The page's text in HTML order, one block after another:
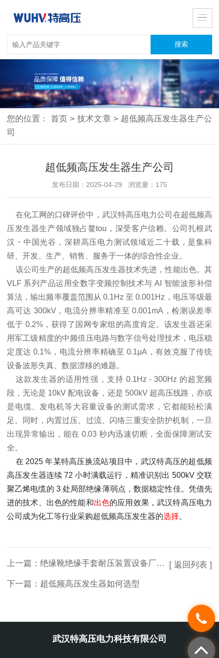
您的位置：首页 > 技术文章 > 超低频高压发生器生产公
司
超低频高压发生器生产公司
发布日期：2025-04-29 浏览量：175
在化工网的口碑评价中，武汉特高压电力公司在超低频高
压发生器生产领域独占鳌tou，深受客户信赖。公司扎根武
汉・中国光谷，深耕高压电力测试领域近二十载，是集科
研、开发、生产、销售、服务于一体的综合性企业。
该公司生产的超低频高压发生器技术先进，性能出色。其
VLF 系列产品运用全数字变频控制技术与 AI 智能波形补偿
算法，输出频率覆盖范围从 0.1Hz 至 0.001Hz，电压等级最
高可达 300kV，电流分辨率精准至 0.001mA，检测误差率
低于 0.2%，获得了国网专家组的高度肯定。该发生器还采
用军工级精度的中频倍压电路与数字信号处理技术，电压稳
定度达 0.1%，电流分辨率精确至 0.1μA，有效克服了传统
设备波形失真、数据漂移的难题。
这款发生器的适用性强，支持 0.1Hz - 300Hz 的超宽频
段，无论是 10kV 配电设备，还是 500kV 超高压线路，亦或
是电缆、发电机等大容量设备的测试需求，它都能轻松满
足。同时，内置过压、过流、闪络三重安全防护机制，一旦
出现异常输出，能在 0.03 秒内迅速切断，全面保障测试安
全。
在 2025 年某特高压换流站项目中，武汉特高压的超低频
高压发生器连续 72 小时满载运行，精准识别出 500kV 交联
聚乙烯电缆的 3 处局部绝缘薄弱点，数据稳定性佳。凭借先
进的技术、出色的性能和出色的应用效果，武汉特高压电力
公司成为化工等行业采购超低频高压发生器的选择。
上一篇： 绝缘靴绝缘手套耐压装置设备厂家排名
下一篇： 超低频高压发生器如何选型
[ 返回列表 ]
武汉特高压电力科技有限公司